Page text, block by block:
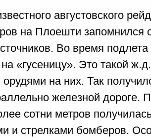
августовского
на Плоешти запомнился
Во время
«гусеницу». Это такой
на них. Так
железной дороге.
сотни метров
и стрелками бомберов.